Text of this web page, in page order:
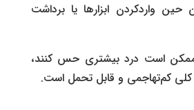
حین واردکردن ابزارها یا برداشت
ممکن است درد بیشتری حس کنند،
کلی کم‌تهاجمی و قابل تحمل است.